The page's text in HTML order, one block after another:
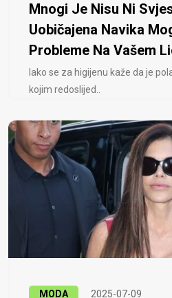
Mnogi Je Nisu Ni
Uobičajena Navika
Probleme Na Vašem
Iako se za higijenu kaže da je
kojim redoslijed..
MODA 2025-07-09